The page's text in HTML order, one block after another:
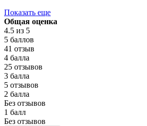
Показать еще
Общая оценка
4.5 из 5
5 баллов
41 отзыв
4 балла
25 отзывов
3 балла
5 отзывов
2 балла
Без отзывов
1 балл
Без отзывов